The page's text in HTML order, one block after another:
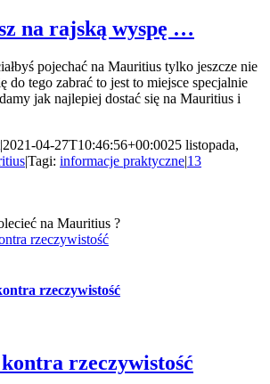
na rajską wyspę …
pojechać na Mauritius tylko jeszcze nie
do tego zabrać to jest to miejsce specjalnie
jak najlepiej dostać się na Mauritius i
|2021-04-27T10:46:56+00:0025 listopada,
|Tagi: informacje praktyczne|13
rzeczywistość
rzeczywistość
rzeczywistość